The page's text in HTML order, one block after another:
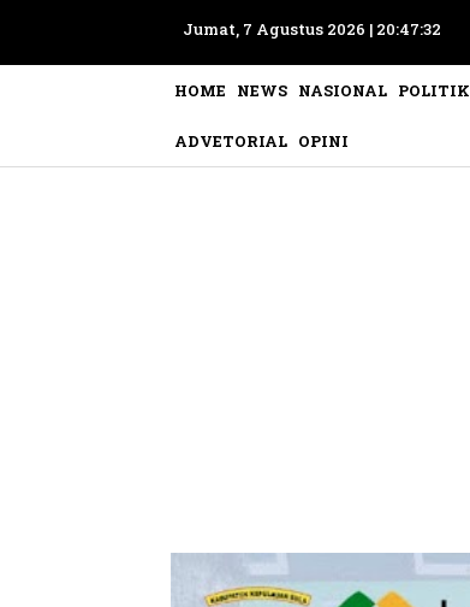
Jumat, 7 Agustus 2026 | 20:47:35
HOME NEWS NASIONAL POLITIK
ADVETORIAL OPINI